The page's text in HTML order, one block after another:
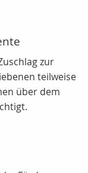
zur
teilweise
über dem